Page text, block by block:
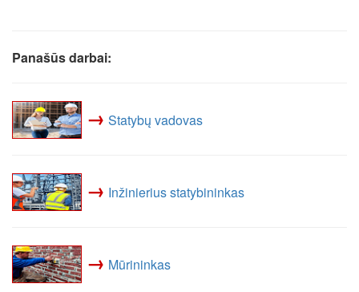
Panašūs darbai:
→ Statybų vadovas
→ Inžinierius statybininkas
→ Mūrininkas